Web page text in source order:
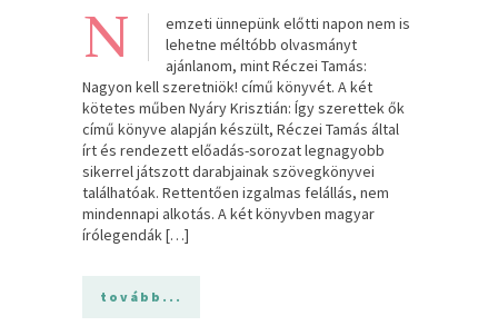
N
emzeti ünnepünk előtti napon nem is
lehetne méltóbb olvasmányt
ajánlanom, mint Réczei Tamás:
Nagyon kell szeretniök! című könyvét. A két
kötetes műben Nyáry Krisztián: Így szerettek ők
című könyve alapján készült, Réczei Tamás által
írt és rendezett előadás-sorozat legnagyobb
sikerrel játszott darabjainak szövegkönyvei
találhatóak. Rettentően izgalmas felállás, nem
mindennapi alkotás. A két könyvben magyar
írólegendák […]
tovább...